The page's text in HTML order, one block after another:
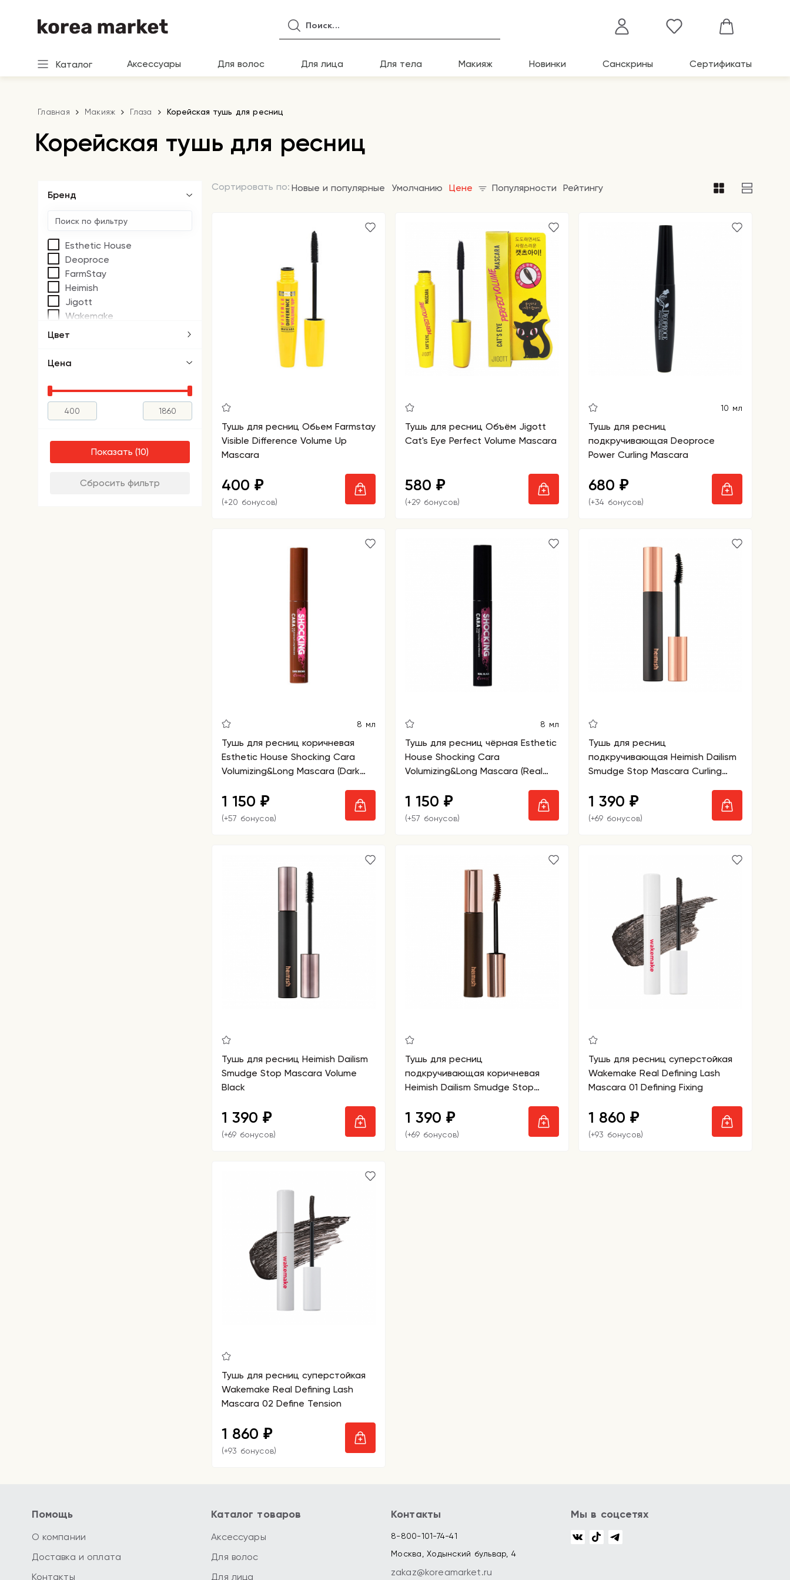
Каталог Аксессуары Для волос Для лица Для тела Макияж Новинки Санскрины Сертификаты
Главная Макияж Глаза Корейская тушь для ресниц
Корейская тушь для ресниц
Сортировать по: Новые и популярные Умолчанию Цене Популярности Рейтингу
Тушь для ресниц Обьем Farmstay
Visible Difference Volume Up
Mascara
400 ₽
(+20 бонусов)
Тушь для ресниц Объём Jigott
Cat's Eye Perfect Volume Mascara
580 ₽
(+29 бонусов)
10 мл
Тушь для ресниц
подкручивающая Deoproce
Power Curling Mascara
680 ₽
(+34 бонусов)
8 мл
Тушь для ресниц коричневая
Esthetic House Shocking Cara
Volumizing&Long Mascara (Dark
1 150 ₽
(+57 бонусов)
8 мл
Тушь для ресниц чёрная Esthetic
House Shocking Cara
Volumizing&Long Mascara (Real
1 150 ₽
(+57 бонусов)
Тушь для ресниц
подкручивающая Heimish Dailism
Smudge Stop Mascara Curling
1 390 ₽
(+69 бонусов)
Тушь для ресниц Heimish Dailism
Smudge Stop Mascara Volume
Black
1 390 ₽
(+69 бонусов)
Тушь для ресниц
подкручивающая коричневая
Heimish Dailism Smudge Stop
1 390 ₽
(+69 бонусов)
Тушь для ресниц суперстойкая
Wakemake Real Defining Lash
Mascara 01 Defining Fixing
1 860 ₽
(+93 бонусов)
Тушь для ресниц суперстойкая
Wakemake Real Defining Lash
Mascara 02 Define Tension
1 860 ₽
(+93 бонусов)
Бренд
Esthetic House
Deoproce
FarmStay
Heimish
Jigott
Wakemake
Цвет
Цена
Показать
Сбросить фильтр
Помощь
О компании
Доставка и оплата
Контакты
Каталог товаров
Аксессуары
Для волос
Для лица
Контакты
8-800-101-74-41
Москва, Ходынский бульвар, 4
zakaz@koreamarket.ru
Мы в соцсетях